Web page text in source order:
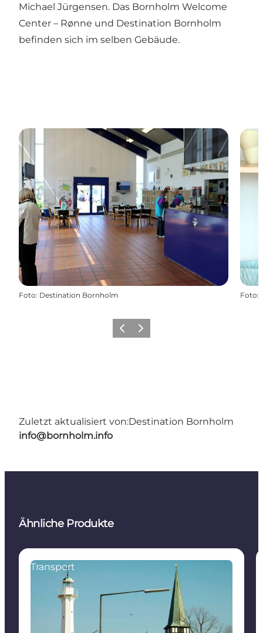
Michael Jürgensen. Das Bornholm Welcome
Center – Rønne und Destination Bornholm
befinden sich im selben Gebäude.
Foto: Destination Bornholm Foto:
ZurückWeiter
Zuletzt aktualisiert von:Destination Bornholm
info@bornholm.info
Ähnliche Produkte
Transport